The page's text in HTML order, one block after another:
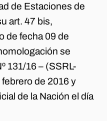
de Estaciones de
art. 47 bis,
de fecha 09 de
se
131/16 – (SSRL-
de 2016 y
de la Nación el día